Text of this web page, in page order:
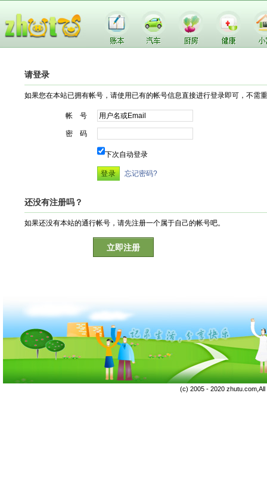
请登录
如果您在本站已拥有帐号，请使用已有的帐号信息直接进行登录即可，不需
帐 号
密 码
下次自动登录
忘记密码?
还没有注册吗？
如果还没有本站的通行帐号，请先注册一个属于自己的帐号吧。
立即注册
(c) 2005 - 2020